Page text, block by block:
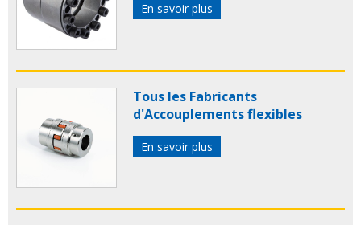
En savoir plus
Tous les Fabricants
d'Accouplements flexibles
En savoir plus